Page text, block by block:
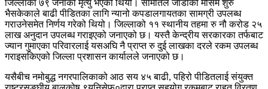
जिल्लाका ७९ जनाको मृत्यु भएको थियो। समितिले जाडोको मौसम शुरु
भैसकेकाले बाढी पीडितका लागि न्यानो कपडालगायतका सामग्री उपलब्ध
गराउनेसमेत निर्णय गरेको थियो। जिल्लाको ११ स्थानीय तहमा रु नौ करोड २५
लाख अनुदान उपलब्ध गराइएको जनाएको छ। यस्तै केन्द्रीय सरकारका तर्फबाट
ज्यान गुमाएका परिवारलाई यसअघि नै प्राप्त रु दुई लाखका दरले रकम उपलब्ध
गराइसकिएको जिल्ला प्रशासन कार्यालले जनाएको छ।
यसैबीच नमोबुद्ध नगरपालिकाको आठ सय ४५ बाढी, पहिरो पीडितलाई संयुक्त